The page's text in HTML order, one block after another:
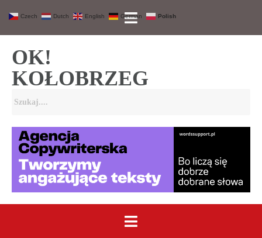
OK!
KOŁOBRZEG
Czech Dutch English German Polish